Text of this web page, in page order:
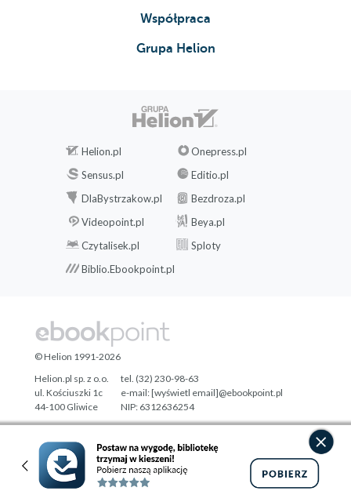
Współpraca
Grupa Helion
Helion.pl
Onepress.pl
Sensus.pl
Editio.pl
DlaBystrzakow.pl
Bezdroza.pl
Videopoint.pl
Beya.pl
Czytalisek.pl
Sploty
Biblio.Ebookpoint.pl
Designed with ♥ byTonik.pl
© Helion 1991-2026
Helion.pl sp. z o.o.
ul. Kościuszki 1c
44-100 Gliwice
tel. (32) 230-98-63
e-mail:[wyświetl email]@ebookpoint.pl
NIP: 6312636254
Regon: 241989027
Pełna wersja strony »